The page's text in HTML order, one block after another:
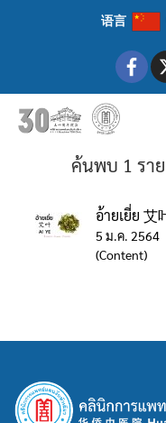
语言
ค้นพบ 1 ราย
อ้ายเยี่ย
5 ม.ค. 2564
(Content)